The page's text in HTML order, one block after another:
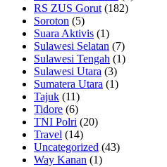
RS ZUS Gorut (182)
Soroton (5)
Suara Aktivis (1)
Sulawesi Selatan (7)
Sulawesi Tengah (1)
Sulawesi Utara (3)
Sumatera Utara (1)
Tajuk (11)
Tidore (6)
TNI Polri (20)
Travel (14)
Uncategorized (43)
Way Kanan (1)